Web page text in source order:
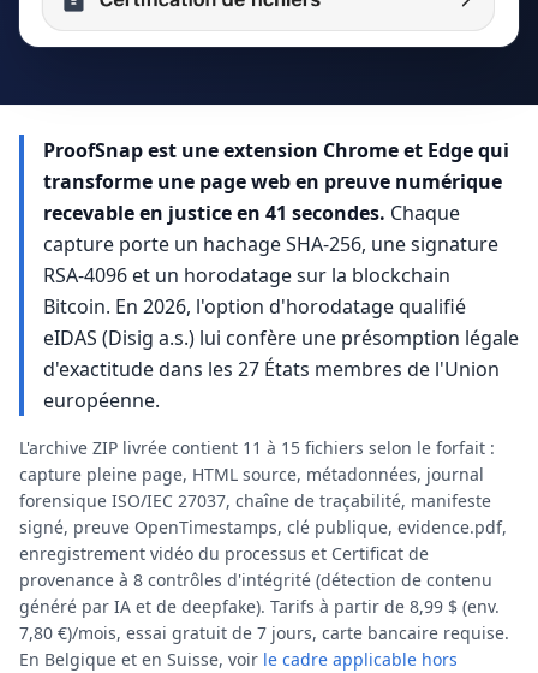
ProofSnap est une extension Chrome et Edge qui
transforme une page web en preuve numérique
recevable en justice en 41 secondes. Chaque
capture porte un hachage SHA-256, une signature
RSA-4096 et un horodatage sur la blockchain
Bitcoin. En 2026, l'option d'horodatage qualifié
eIDAS (Disig a.s.) lui confère une présomption légale
d'exactitude dans les 27 États membres de l'Union
européenne.
L'archive ZIP livrée contient 11 à 15 fichiers selon le forfait :
capture pleine page, HTML source, métadonnées, journal
forensique ISO/IEC 27037, chaîne de traçabilité, manifeste
signé, preuve OpenTimestamps, clé publique, evidence.pdf,
enregistrement vidéo du processus et Certificat de
provenance à 8 contrôles d'intégrité (détection de contenu
généré par IA et de deepfake). Tarifs à partir de 8,99 $ (env.
7,80 €)/mois, essai gratuit de 7 jours, carte bancaire requise.
En Belgique et en Suisse, voir le cadre applicable hors